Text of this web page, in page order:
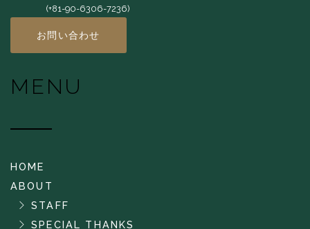
(+81-90-6306-7236)
お問い合わせ
MENU
HOME
ABOUT
STAFF
SPECIAL THANKS